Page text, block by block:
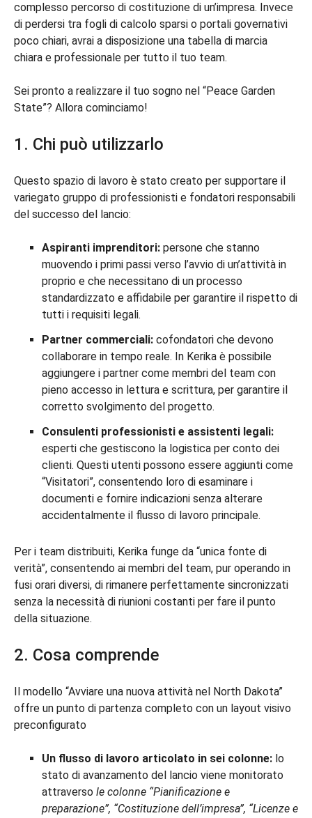
complesso percorso di costituzione di un’impresa. Invece
di perdersi tra fogli di calcolo sparsi o portali governativi
poco chiari, avrai a disposizione una tabella di marcia
chiara e professionale per tutto il tuo team.
Sei pronto a realizzare il tuo sogno nel “Peace Garden
State”? Allora cominciamo!
1. Chi può utilizzarlo
Questo spazio di lavoro è stato creato per supportare il
variegato gruppo di professionisti e fondatori responsabili
del successo del lancio:
Aspiranti imprenditori: persone che stanno
muovendo i primi passi verso l’avvio di un’attività in
proprio e che necessitano di un processo
standardizzato e affidabile per garantire il rispetto di
tutti i requisiti legali.
Partner commerciali: cofondatori che devono
collaborare in tempo reale. In Kerika è possibile
aggiungere i partner come membri del team con
pieno accesso in lettura e scrittura, per garantire il
corretto svolgimento del progetto.
Consulenti professionisti e assistenti legali:
esperti che gestiscono la logistica per conto dei
clienti. Questi utenti possono essere aggiunti come
“Visitatori”, consentendo loro di esaminare i
documenti e fornire indicazioni senza alterare
accidentalmente il flusso di lavoro principale.
Per i team distribuiti, Kerika funge da “unica fonte di
verità”, consentendo ai membri del team, pur operando in
fusi orari diversi, di rimanere perfettamente sincronizzati
senza la necessità di riunioni costanti per fare il punto
della situazione.
2. Cosa comprende
Il modello “Avviare una nuova attività nel North Dakota”
offre un punto di partenza completo con un layout visivo
preconfigurato
Un flusso di lavoro articolato in sei colonne: lo
stato di avanzamento del lancio viene monitorato
attraverso le colonne “Pianificazione e
preparazione”, “Costituzione dell’impresa”, “Licenze e